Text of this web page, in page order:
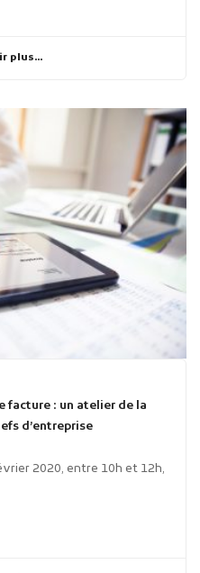
plus...
facture : un atelier de la
d’entreprise
2020, entre 10h et 12h,